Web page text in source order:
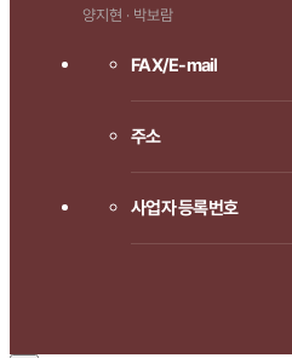
양지현 · 박보람
FAX/E-mail
주소
사업자 등록번호